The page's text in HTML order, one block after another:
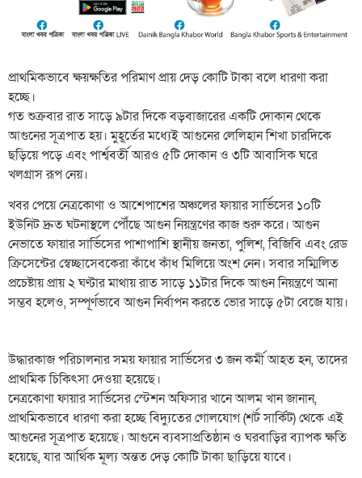
প্রাথমিকভাবে ক্ষয়ক্ষতির পরিমাণ প্রায় দেড় কোটি টাকা বলে ধারণা করা
হচ্ছে।
​গত শুক্রবার রাত সাড়ে ৯টার দিকে বড়বাজারের একটি দোকান থেকে
আগুনের সূত্রপাত হয়। মুহূর্তের মধ্যেই আগুনের লেলিহান শিখা চারদিকে
ছড়িয়ে পড়ে এবং পার্শ্ববর্তী আরও ৫টি দোকান ও ৩টি আবাসিক ঘরে
খলগ্রাস রূপ নেয়।
​খবর পেয়ে নেত্রকোণা ও আশেপাশের অঞ্চলের ফায়ার সার্ভিসের ১০টি
ইউনিট দ্রুত ঘটনাস্থলে পৌঁছে আগুন নিয়ন্ত্রণের কাজ শুরু করে। আগুন
নেভাতে ফায়ার সার্ভিসের পাশাপাশি স্থানীয় জনতা, পুলিশ, বিজিবি এবং রেড
ক্রিসেন্টের স্বেচ্ছাসেবকেরা কাঁধে কাঁধ মিলিয়ে অংশ নেন। সবার সম্মিলিত
প্রচেষ্টায় প্রায় ২ ঘণ্টার মাথায় রাত সাড়ে ১১টার দিকে আগুন নিয়ন্ত্রণে আনা
সম্ভব হলেও, সম্পূর্ণভাবে আগুন নির্বাপন করতে ভোর সাড়ে ৫টা বেজে যায়।
উদ্ধারকাজ পরিচালনার সময় ফায়ার সার্ভিসের ৩ জন কর্মী আহত হন, তাদের
প্রাথমিক চিকিৎসা দেওয়া হয়েছে।
​নেত্রকোণা ফায়ার সার্ভিসের স্টেশন অফিসার খানে আলম খান জানান,
প্রাথমিকভাবে ধারণা করা হচ্ছে বিদ্যুতের গোলযোগ (শর্ট সার্কিট) থেকে এই
আগুনের সূত্রপাত হয়েছে। আগুনে ব্যবসাপ্রতিষ্ঠান ও ঘরবাড়ির ব্যাপক ক্ষতি
হয়েছে, যার আর্থিক মূল্য অন্তত দেড় কোটি টাকা ছাড়িয়ে যাবে।